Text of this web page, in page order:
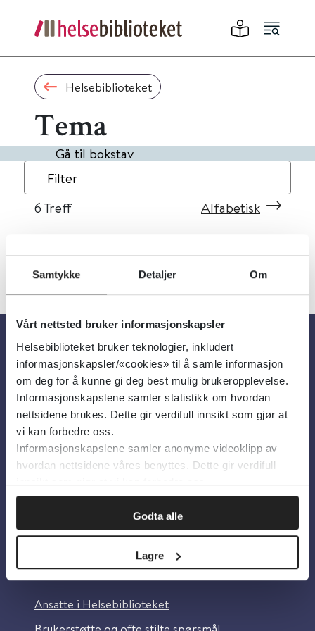
Samtykke Detaljer Om
Vårt nettsted bruker informasjonskapsler
Helsebiblioteket bruker teknologier, inkludert
informasjonskapsler/«cookies» til å samle informasjon
om deg for å kunne gi deg best mulig brukeropplevelse.
Informasjonskapslene samler statistikk om hvordan
nettsidene brukes. Dette gir verdifull innsikt som gjør at
vi kan forbedre oss.
Informasjonskapslene samler anonyme videoklipp av
hvordan nettsidene våres benyttes. Dette gir verdifull
innsikt som gjør at vi kan forbedre oss.
Godta alle
Lagre
Helsebiblioteket
Tema
Gå til bokstav
Filter
6 Treff Alfabetisk
Om oss
Om Helsebiblioteket
Personvern og informasjonskapsler
Tilgjengelighetserklæring
Information in English
Ansatte i Helsebiblioteket